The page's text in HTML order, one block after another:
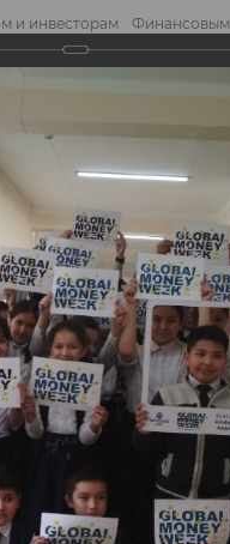
и инвесторам Финансовым
-